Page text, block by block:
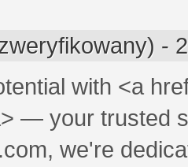
-
with <a
— your trusted
we're